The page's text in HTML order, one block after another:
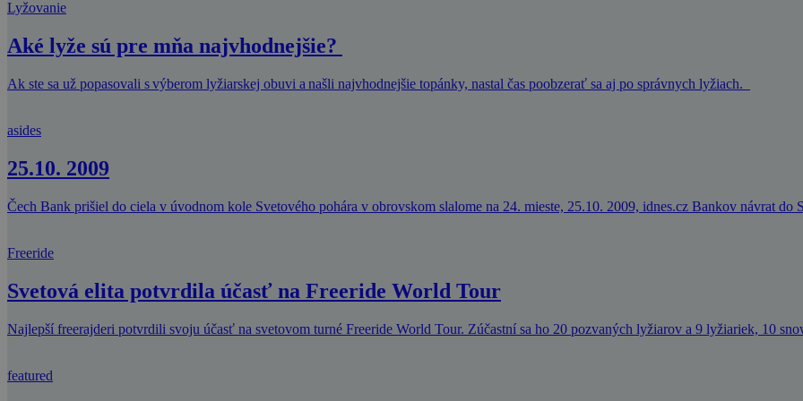
Lyžovanie
Aké lyže sú pre mňa najvhodnejšie?
Ak ste sa už popasovali s výberom lyžiarskej obuvi a našli najvhodnejšie topánky, nastal čas poobzerať sa aj po správnych lyžiach.
asides
25.10. 2009
Čech Bank prišiel do ciela v úvodnom kole Svetového pohára v obrovskom slalome na 24. mieste, 25.10. 2009, idnes.cz Bankov návrat do
Freeride
Svetová elita potvrdila účasť na Freeride World Tour
Najlepší freerajderi potvrdili svoju účasť na svetovom turné Freeride World Tour. Zúčastní sa ho 20 pozvaných lyžiarov a 9 lyžiariek, 10
featured